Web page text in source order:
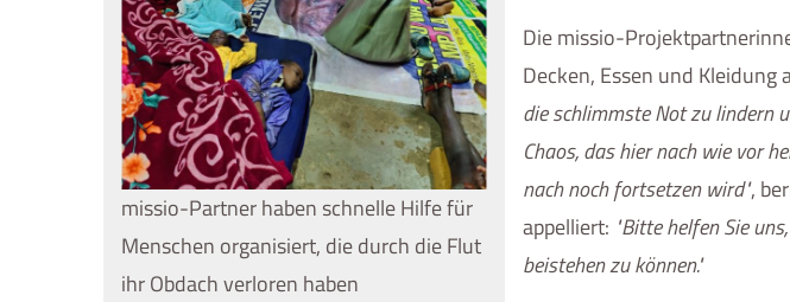
missio-Partner haben schnelle Hilfe für
Menschen organisiert, die durch die Flut
ihr Obdach verloren haben
Die missio-
Decken, Essen und Kleidung
die schlimmste Not zu lindern
Chaos, das hier nach wie vor
nach noch fortsetzen wird ,
appelliert: Bitte helfen Sie
beistehen zu können.